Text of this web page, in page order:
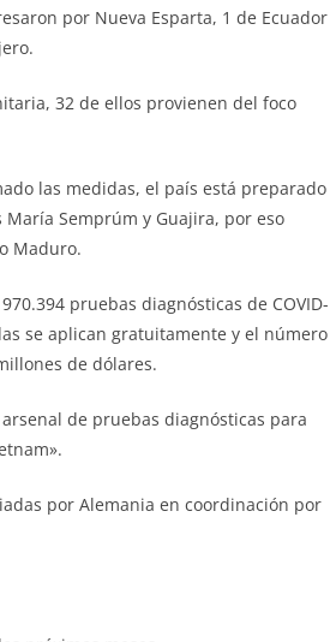
por Nueva Esparta, 1 de Ecuador
32 de ellos provienen del foco
las medidas, el país está preparado
Semprúm y Guajira, por eso
Maduro.
pruebas diagnósticas de COVID-
se aplican gratuitamente y el número
de dólares.
de pruebas diagnósticas para
por Alemania en coordinación por